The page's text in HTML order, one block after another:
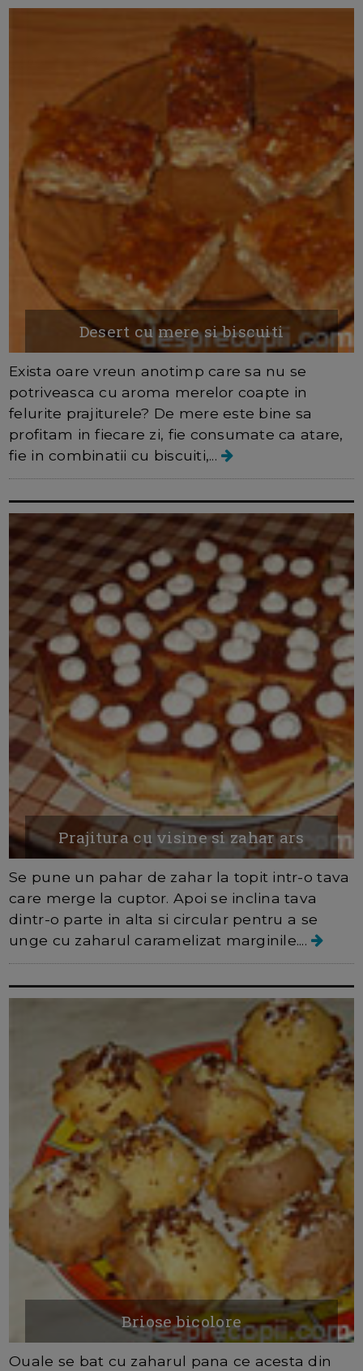
Desert cu mere si biscuiti
Exista oare vreun anotimp care sa nu se
potriveasca cu aroma merelor coapte in
felurite prajiturele? De mere este bine sa
profitam in fiecare zi, fie consumate ca atare,
fie in combinatii cu biscuiti,...
Prajitura cu visine si zahar ars
Se pune un pahar de zahar la topit intr-o tava
care merge la cuptor. Apoi se inclina tava
dintr-o parte in alta si circular pentru a se
unge cu zaharul caramelizat marginile....
Briose bicolore
Ouale se bat cu zaharul pana ce acesta din